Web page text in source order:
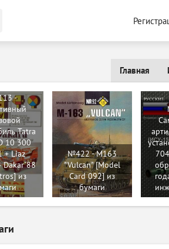
Главная
-
Tatra
10 300
+ Liaz
Dakar`88
из
№422 - M163
"Vulcan" [Model
Card 092] из
бумаги